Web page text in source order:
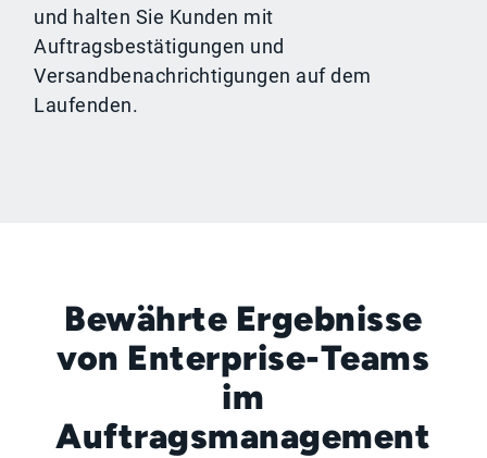
und halten Sie Kunden mit
Auftragsbestätigungen und
Versandbenachrichtigungen auf dem
Laufenden.
Bewährte Ergebnisse
von Enterprise-Teams
im
Auftragsmanagement